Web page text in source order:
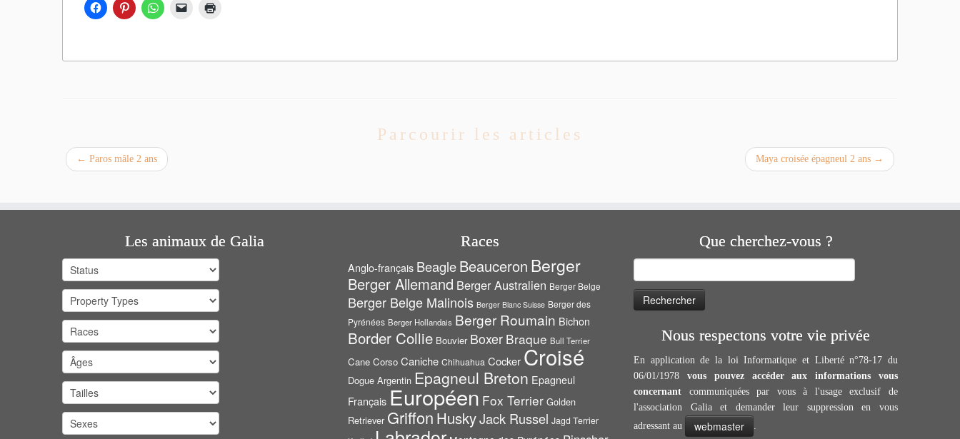
Parcourir les articles
← Paros mâle 2 ans Maya croisée épagneul 2 ans →
Les animaux de Galia Races
Anglo-français BeagleBeauceron Berger
Berger Allemand Berger Australien Berger Belge
Berger Belge Malinois Berger Blanc Suisse Berger des
Pyrénées Berger Hollandais Berger Roumain Bichon
Border Collie Bouvier Boxer Braque Bull Terrier
Cane Corso Caniche Chihuahua Cocker Croisé
Dogue Argentin Epagneul Breton Epagneul
FrançaisEuropéen Fox Terrier Golden
Retriever Griffon HuskyJack Russel Jagd Terrier
Que cherchez-vous ?
Nous respectons votre vie privée
En application de la loi Informatique et Liberté n°78-17 du
06/01/1978 vous pouvez accéder aux informations vous
concernant communiquées par vous à l'usage exclusif de
l'association Galia et demander leur suppression en vous
adressant au
webmaster